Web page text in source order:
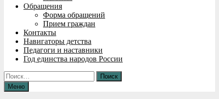
Обращения
Форма обращений
Прием граждан
Контакты
Навигаторы детства
Педагоги и наставники
Год единства народов России
Найти:
Меню